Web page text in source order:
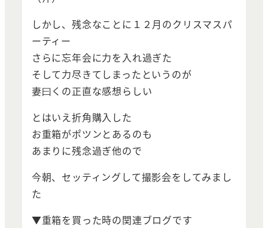
しかし、残念なことに１２月のクリスマスパ
ーティー
さらに忘年会に力を入れ過ぎた
そして力尽きてしまったというのが
妻曰くの正直な感想らしい
とはいえ折角購入した
お重箱がポツンとあるのも
あまりに残念過ぎ他ので
今朝、セッティングして撮影会をしてみまし
た
▼重箱を買った時の関連ブログです